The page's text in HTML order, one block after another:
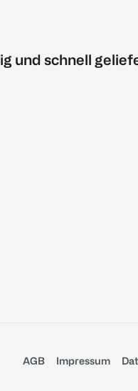
und schnell
AGB Impressum